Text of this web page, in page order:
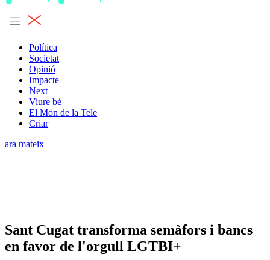
Política
Societat
Opinió
Impacte
Next
Viure bé
El Món de la Tele
Criar
ara mateix
Sant Cugat transforma semàfors i bancs
en favor de l'orgull LGTBI+